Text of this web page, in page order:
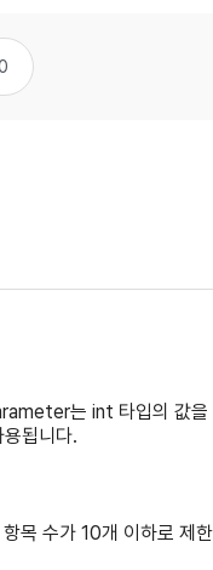
는 int 타입의 값을
됩니다.
목 수가 10개 이하로 제